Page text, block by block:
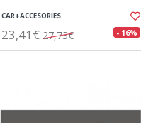
CAR+ACCESORIES
23,41€ 27,73€ - 16%